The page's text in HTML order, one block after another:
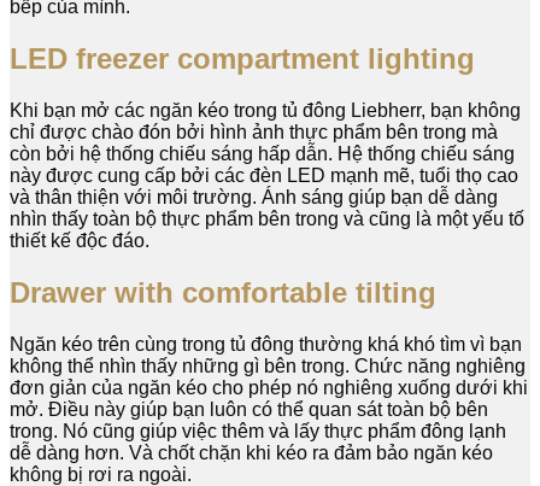
bếp của mình.
LED freezer compartment lighting
Khi bạn mở các ngăn kéo trong tủ đông Liebherr, bạn không
chỉ được chào đón bởi hình ảnh thực phẩm bên trong mà
còn bởi hệ thống chiếu sáng hấp dẫn. Hệ thống chiếu sáng
này được cung cấp bởi các đèn LED mạnh mẽ, tuổi thọ cao
và thân thiện với môi trường. Ánh sáng giúp bạn dễ dàng
nhìn thấy toàn bộ thực phẩm bên trong và cũng là một yếu tố
thiết kế độc đáo.
Drawer with comfortable tilting
Ngăn kéo trên cùng trong tủ đông thường khá khó tìm vì bạn
không thể nhìn thấy những gì bên trong. Chức năng nghiêng
đơn giản của ngăn kéo cho phép nó nghiêng xuống dưới khi
mở. Điều này giúp bạn luôn có thể quan sát toàn bộ bên
trong. Nó cũng giúp việc thêm và lấy thực phẩm đông lạnh
dễ dàng hơn. Và chốt chặn khi kéo ra đảm bảo ngăn kéo
không bị rơi ra ngoài.